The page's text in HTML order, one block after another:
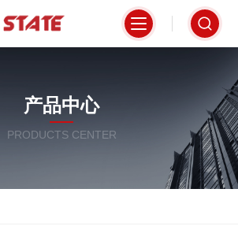
产品中心
PRODUCTS CENTER